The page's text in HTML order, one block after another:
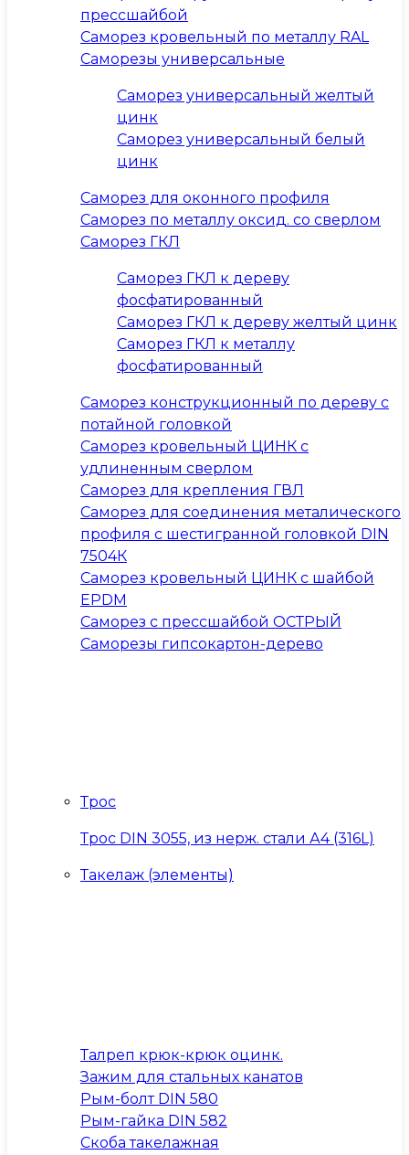
прессшайбой
Саморез кровельный по металлу RAL
Саморезы универсальные
Саморез универсальный желтый
цинк
Саморез универсальный белый
цинк
Саморез для оконного профиля
Саморез по металлу оксид. со сверлом
Саморез ГКЛ
Саморез ГКЛ к дереву
фосфатированный
Саморез ГКЛ к дереву желтый цинк
Саморез ГКЛ к металлу
фосфатированный
Саморез конструкционный по дереву с
потайной головкой
Саморез кровельный ЦИНК с
удлиненным сверлом
Саморез для крепления ГВЛ
Саморез для соединения металического
профиля с шестигранной головкой DIN
7504К
Саморез кровельный ЦИНК с шайбой
EPDM
Саморез с прессшайбой ОСТРЫЙ
Саморезы гипсокартон-дерево
Трос
Трос DIN 3055, из нерж. стали А4 (316L)
Такелаж (элементы)
Талреп крюк-крюк оцинк.
Зажим для стальных канатов
Рым-болт DIN 580
Рым-гайка DIN 582
Скоба такелажная